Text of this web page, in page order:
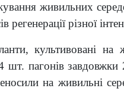
живильних
різної
культивовані
пагонів завдовжки
на живильні